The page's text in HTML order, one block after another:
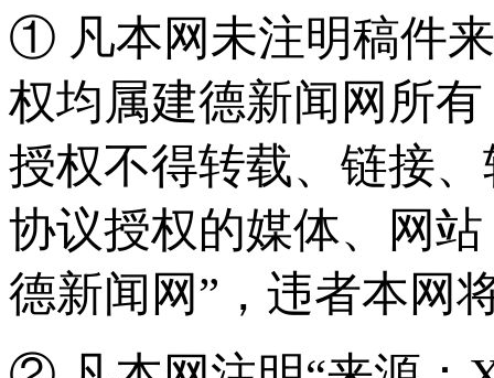
① 凡本网未注明稿件
权均属建德新闻网所
授权不得转载、链接
协议授权的媒体、网
德新闻网”，违者本网